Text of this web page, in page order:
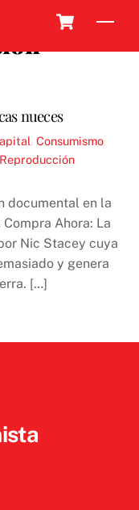
nueces
,Consumismo
Reproducción
documental en la
Ahora: La
Nic Stacey cuya
y genera
[…]